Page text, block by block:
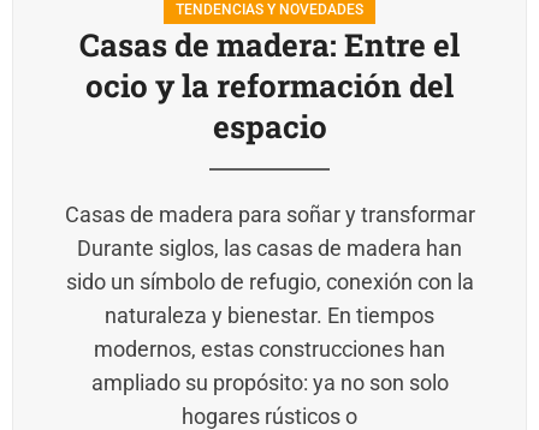
TENDENCIAS Y NOVEDADES
Casas de madera: Entre el
ocio y la reformación del
espacio
Casas de madera para soñar y transformar
Durante siglos, las casas de madera han
sido un símbolo de refugio, conexión con la
naturaleza y bienestar. En tiempos
modernos, estas construcciones han
ampliado su propósito: ya no son solo
hogares rústicos o